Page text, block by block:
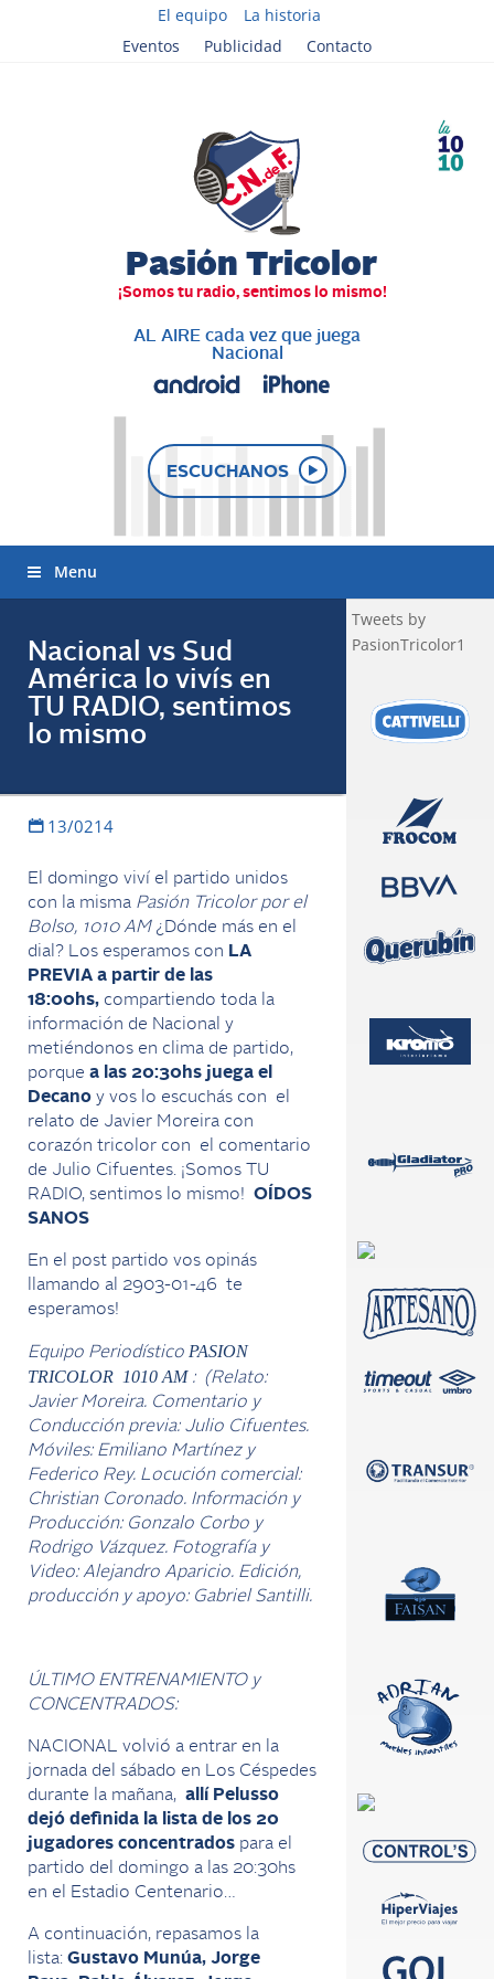
El equipo
La historia
Eventos
Publicidad Contacto
AL AIRE cada vez que juega
Nacional
ESCUCHANOS
Menu
Nacional vs Sud
América lo vivís en
TU RADIO, sentimos
lo mismo
13/0214
El domingo viví el partido unidos
con la misma Pasión Tricolor por el
Bolso, 1010 AM ¿Dónde más en el
dial? Los esperamos con LA
PREVIA a partir de las
18:00hs, compartiendo toda la
información de Nacional y
metiéndonos en clima de partido,
porque a las 20:30hs juega el
Decano y vos lo escuchás con el
relato de Javier Moreira con
corazón tricolor con el comentario
de Julio Cifuentes. ¡Somos TU
RADIO, sentimos lo mismo! OÍDOS
SANOS
En el post partido vos opinás
llamando al 2903-01-46 te
esperamos!
Equipo Periodístico PASION
TRICOLOR 1010 AM : (Relato:
Javier Moreira. Comentario y
Conducción previa: Julio Cifuentes.
Móviles: Emiliano Martínez y
Federico Rey. Locución comercial:
Christian Coronado. Información y
Producción: Gonzalo Corbo y
Rodrigo Vázquez. Fotografía y
Video: Alejandro Aparicio. Edición,
producción y apoyo: Gabriel Santilli.
ÚLTIMO ENTRENAMIENTO y
CONCENTRADOS:
NACIONAL volvió a entrar en la
jornada del sábado en Los Céspedes
durante la mañana, allí Pelusso
dejó definida la lista de los 20
jugadores concentrados para el
partido del domingo a las 20:30hs
en el Estadio Centenario…
A continuación, repasamos la
lista: Gustavo Munúa, Jorge
Tweets by
PasionTricolor1